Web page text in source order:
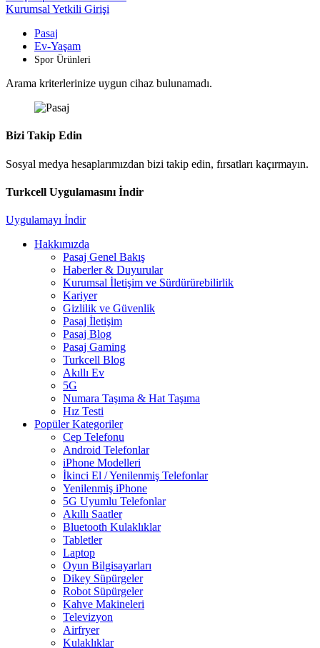
Kurumsal Yetkili Girişi
Pasaj
Ev-Yaşam
Spor Ürünleri
Arama kriterlerinize uygun cihaz bulunamadı.
Bizi Takip Edin
Sosyal medya hesaplarımızdan bizi takip edin, fırsatları kaçırmayın.
Turkcell Uygulamasını İndir
Uygulamayı İndir
Hakkımızda
Pasaj Genel Bakış
Haberler & Duyurular
Kurumsal İletişim ve Sürdürürebilirlik
Kariyer
Gizlilik ve Güvenlik
Pasaj İletişim
Pasaj Blog
Pasaj Gaming
Turkcell Blog
Akıllı Ev
5G
Numara Taşıma & Hat Taşıma
Hız Testi
Popüler Kategoriler
Cep Telefonu
Android Telefonlar
iPhone Modelleri
İkinci El / Yenilenmiş Telefonlar
Yenilenmiş iPhone
5G Uyumlu Telefonlar
Akıllı Saatler
Bluetooth Kulaklıklar
Tabletler
Laptop
Oyun Bilgisayarları
Dikey Süpürgeler
Robot Süpürgeler
Kahve Makineleri
Televizyon
Airfryer
Kulaklıklar